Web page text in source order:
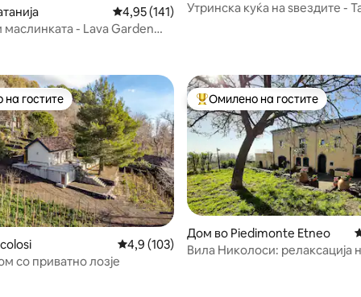
5, 295 рецензии Просечна оцена: 4,95 од 5, 141 рецензии
4,95 (141)
маслинката - Lava Garden
Утринска куќа на ѕвездите -
5, 213 рецензии
гостите
гостите
Просечна оцена: 4,9 од 5, 103 рецензии
4,9 (103)
со приватно лозје
Меѓу најуспешните „Омилени
Омилено на гостите
Дом во Piedimonte Etneo
Вила Николоси: релаксација